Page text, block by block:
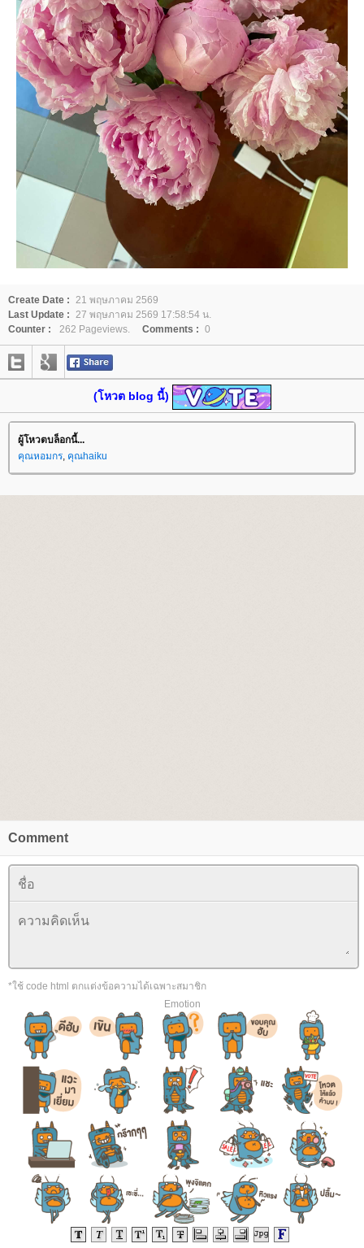
Create Date : 21 พฤษภาคม 2569
Last Update : 27 พฤษภาคม 2569 17:58:54 น.
Counter :
262 Pageviews. Comments : 0
(โหวต blog นี้)
ผู้โหวตบล็อกนี้...
คุณหอมกร, คุณhaiku
Comment
*ใช้ code html ตกแต่งข้อความได้เฉพาะสมาชิก
Emotion